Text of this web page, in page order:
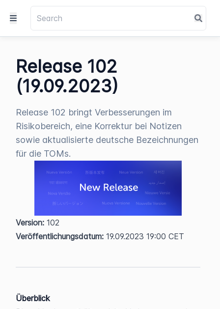
Release 102
(19.09.2023)
Release 102 bringt Verbesserungen im
Risikobereich, eine Korrektur bei Notizen
sowie aktualisierte deutsche Bezeichnungen
für die TOMs.
Version: 102
Veröffentlichungsdatum: 19.09.2023 19:00 CET
Überblick